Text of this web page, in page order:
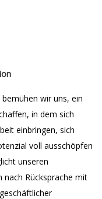
wir uns, ein
in dem sich
einbringen, sich
voll ausschöpfen
unseren
nach Rücksprache mit